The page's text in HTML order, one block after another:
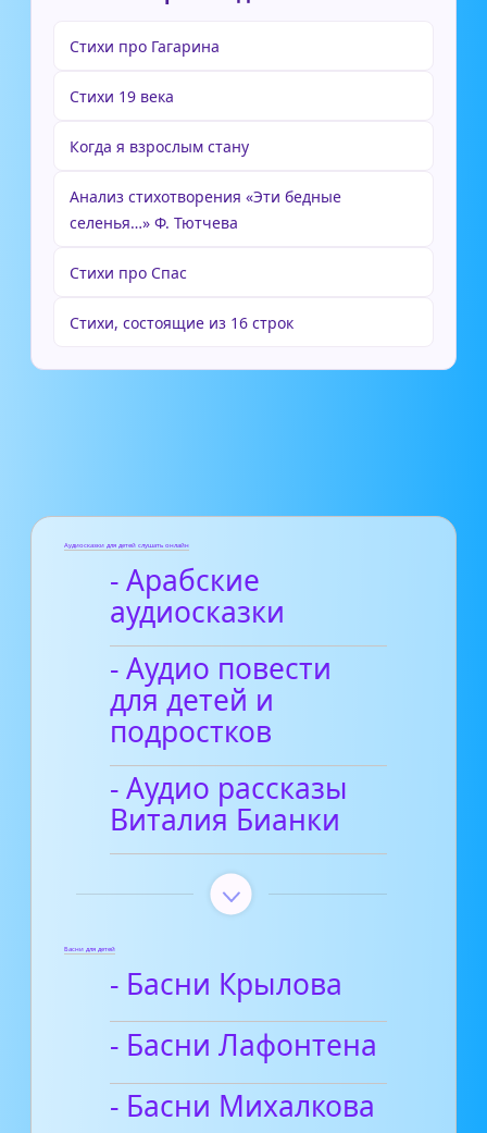
Стихи про Гагарина
Стихи 19 века
Когда я взрослым стану
Анализ стихотворения «Эти бедные
селенья…» Ф. Тютчева
Стихи про Спас
Стихи, состоящие из 16 строк
Аудиосказки для детей слушать онлайн
- Арабские
аудиосказки
- Аудио повести
для детей и
подростков
- Аудио рассказы
Виталия Бианки
Басни для детей
- Басни Крылова
- Басни Лафонтена
- Басни Михалкова